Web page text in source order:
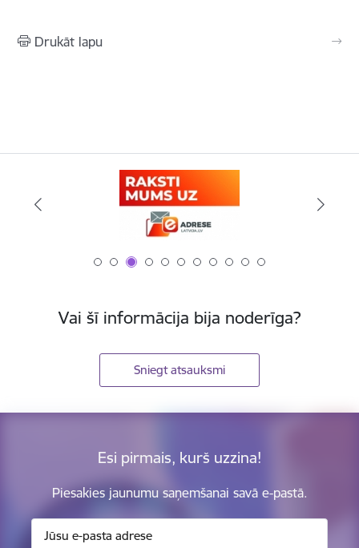
Drukāt lapu
Vai šī informācija bija noderīga?
Sniegt atsauksmi
Esi pirmais, kurš uzzina!
Piesakies jaunumu saņemšanai savā e-pastā.